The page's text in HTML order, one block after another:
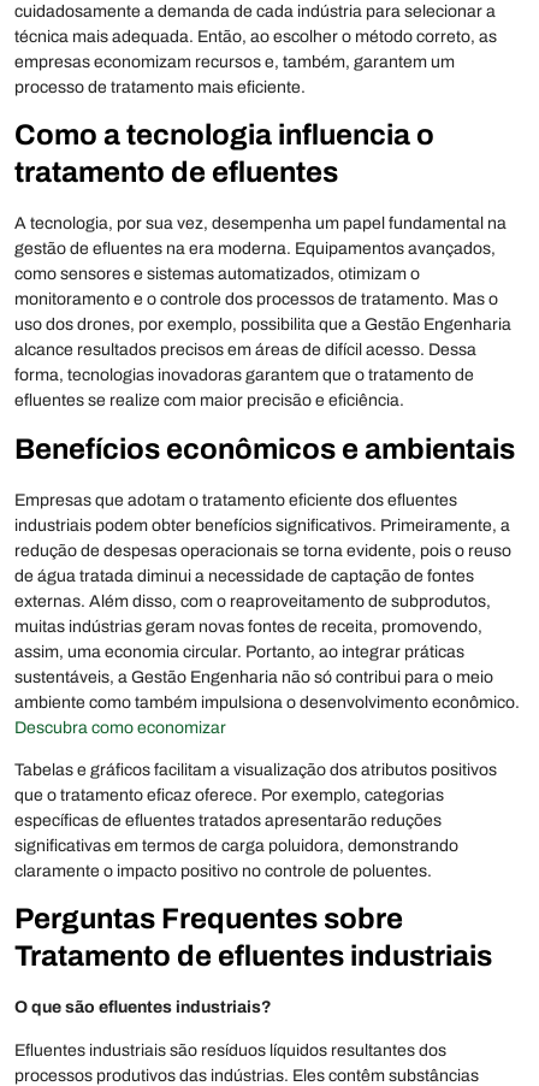
cuidadosamente a demanda de cada indústria para selecionar a
técnica mais adequada. Então, ao escolher o método correto, as
empresas economizam recursos e, também, garantem um
processo de tratamento mais eficiente.
Como a tecnologia influencia o
tratamento de efluentes
A tecnologia, por sua vez, desempenha um papel fundamental na
gestão de efluentes na era moderna. Equipamentos avançados,
como sensores e sistemas automatizados, otimizam o
monitoramento e o controle dos processos de tratamento. Mas o
uso dos drones, por exemplo, possibilita que a Gestão Engenharia
alcance resultados precisos em áreas de difícil acesso. Dessa
forma, tecnologias inovadoras garantem que o tratamento de
efluentes se realize com maior precisão e eficiência.
Benefícios econômicos e ambientais
Empresas que adotam o tratamento eficiente dos efluentes
industriais podem obter benefícios significativos. Primeiramente, a
redução de despesas operacionais se torna evidente, pois o reuso
de água tratada diminui a necessidade de captação de fontes
externas. Além disso, com o reaproveitamento de subprodutos,
muitas indústrias geram novas fontes de receita, promovendo,
assim, uma economia circular. Portanto, ao integrar práticas
sustentáveis, a Gestão Engenharia não só contribui para o meio
ambiente como também impulsiona o desenvolvimento econômico.
Descubra como economizar
Tabelas e gráficos facilitam a visualização dos atributos positivos
que o tratamento eficaz oferece. Por exemplo, categorias
específicas de efluentes tratados apresentarão reduções
significativas em termos de carga poluidora, demonstrando
claramente o impacto positivo no controle de poluentes.
Perguntas Frequentes sobre
Tratamento de efluentes industriais
O que são efluentes industriais?
Efluentes industriais são resíduos líquidos resultantes dos
processos produtivos das indústrias. Eles contêm substâncias